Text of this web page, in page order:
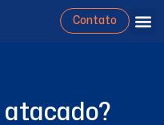
Contato
atacado?